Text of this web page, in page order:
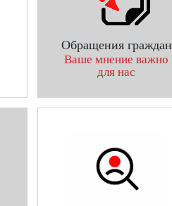
Обращения граждан
Ваше мнение важно
для нас